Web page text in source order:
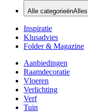
Alle categorieënAlles
Inspiratie
Klusadvies
Folder & Magazine
Aanbiedingen
Raamdecoratie
Vloeren
Verlichting
Verf
Tuin